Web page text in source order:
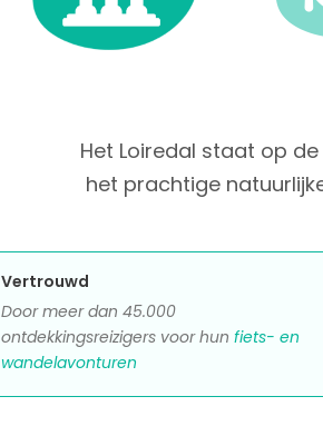
Het Loiredal staat op
het prachtige
Vertrouwd
Door meer dan 45.000
ontdekkingsreizigers voor hun fiets- en
wandelavonturen